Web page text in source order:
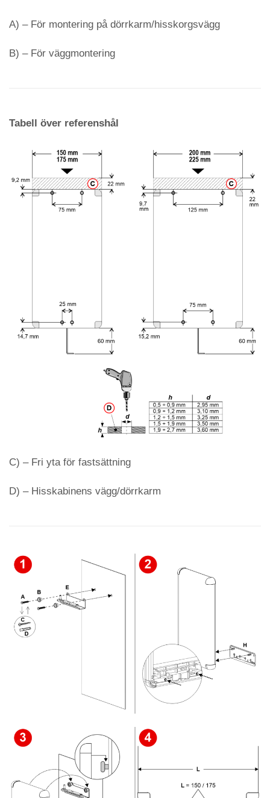
A) – För montering på dörrkarm/hisskorgsvägg
B) – För väggmontering
Tabell över referenshål
C) – Fri yta för fastsättning
D) – Hisskabinens vägg/dörrkarm